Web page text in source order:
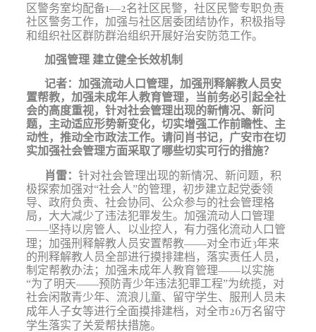
区警务室均配备1—2名社区民警，社区民警专职负责
社区警务工作，加强与社区居委团结协作，积极指导
和组织社区群防群治组织开展好治安防范工作。
加强管理 建立健全长效机制
记者： 加强流动人口管理，加强刑释解教人员安
置帮教，加强未成年人教育管理，当前务必引起全社
会的高度重视，针对社会管理出现的新情况、新问
题，主动适应形势新变化，切实增强工作前瞻性、主
动性，推动全市政法工作。请问肖书记，广安市在切
实加强社会管理方面采取了哪些切实可行的措施？
肖雷： 针对社会管理出现的新情况、新问题，积
极探索加强对“社会人”的管理，初步建立起党委领
导、政府负责、社会协同、公众参与的社会管理格
局，大大减少了违法犯罪发生。加强流动人口管理
——坚持以房管人、以业控人，有力强化流动人口管
理；加强刑释解教人员安置帮教——对全市近3年来
的刑释解教人员全部进行摸排建档，落实责任人员，
制定帮教办法；加强未成年人教育管理——以实施
“为了明天——预防青少年违法犯罪工程”为统揽，对
社会闲散青少年、流浪儿童、留守学生、服刑人员未
成年人子女等进行全面摸排建档，对全市26万名留守
学生落实了关爱帮扶措施。